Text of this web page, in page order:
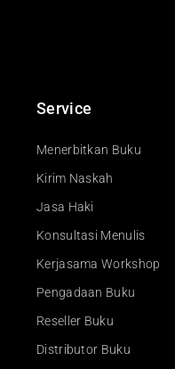
Service
Menerbitkan Buku
Kirim Naskah
Jasa Haki
Konsultasi Menulis
Kerjasama Workshop
Pengadaan Buku
Reseller Buku
Distributor Buku